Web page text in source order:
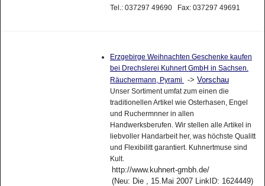
Tel.: 037297 49690 Fax: 037297 49691
Erzgebirge Weihnachten Geschenke kaufen
bei Drechslerei Kuhnert GmbH in Sachsen.
Räuchermann, Pyrami
-> Vorschau
Unser Sortiment umfat zum einen die
traditionellen Artikel wie Osterhasen, Engel
und Ruchermnner in allen
Handwerksberufen. Wir stellen alle Artikel in
liebvoller Handarbeit her, was höchste Qualitt
und Flexibilitt garantiert. Kuhnertmuse sind
Kult.
http://www.kuhnert-gmbh.de/
(Neu: Die , 15.Mai 2007 LinkID: 1624449)